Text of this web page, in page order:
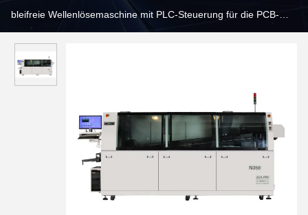
bleifreie Wellenlösemaschine mit PLC-Steuerung für die PCB-